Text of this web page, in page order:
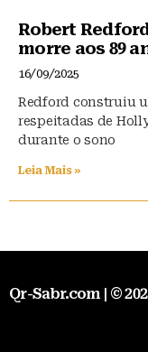
Robert
morre aos 89
16/09/2025
Redford construiu
respeitadas de
durante o sono
Leia Mais »
Qr-Sabr.com | ©